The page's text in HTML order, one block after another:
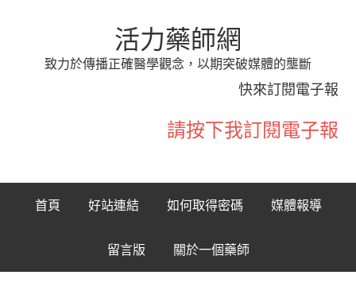
活力藥師網
致力於傳播正確醫學觀念，以期突破媒體的壟斷
快來訂閱電子報
請按下我訂閱電子報
首頁 好站連結 如何取得密碼 媒體報導
留言版 關於一個藥師